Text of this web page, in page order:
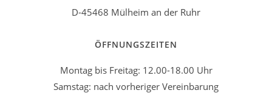
D-45468 Mülheim an der Ruhr
ÖFFNUNGSZEITEN
Montag bis Freitag: 12.00-18.00 Uhr
Samstag: nach vorheriger Vereinbarung